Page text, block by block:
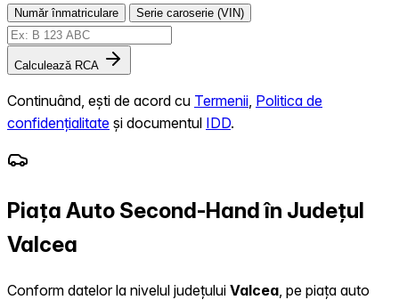
Număr înmatriculare Serie caroserie (VIN)
Calculează RCA
Continuând, ești de acord cu Termenii Politica de
confidențialitate și documentul IDD.
Piața Auto Second-Hand în Județul
Valcea
Conform datelor la nivelul județului Valcea , pe piața auto